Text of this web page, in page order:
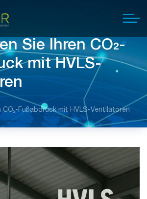
Sie Ihren CO₂-
mit HVLS-
CO₂-Fußabdruck mit HVLS-Ventilatoren